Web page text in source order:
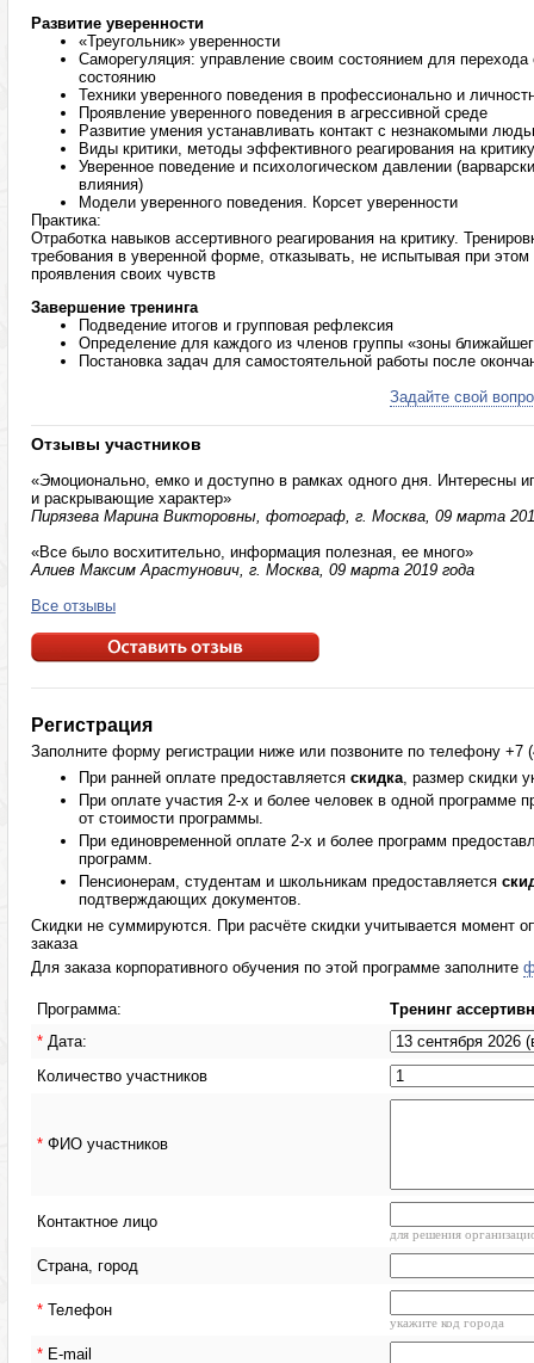
Развитие уверенности
«Треугольник» уверенности
Саморегуляция: управление своим состоянием для перехода
состоянию
Техники уверенного поведения в профессионально и
Проявление уверенного поведения в агрессивной среде
Развитие умения устанавливать контакт с незнакомыми
Виды критики, методы эффективного реагирования на критику
Уверенное поведение и психологическом давлении
влияния)
Модели уверенного поведения. Корсет уверенности
Практика:
Отработка навыков ассертивного реагирования на критику.
требования в уверенной форме, отказывать, не испытывая при этом
проявления своих чувств
Завершение тренинга
Подведение итогов и групповая рефлексия
Определение для каждого из членов группы «зоны
Постановка задач для самостоятельной работы после
Задайте свой
Отзывы участников
«Эмоционально, емко и доступно в рамках одного дня. Интересны
и раскрывающие характер»
Пирязева Марина Викторовны, фотограф, г. Москва, 09 марта
«Все было восхитительно, информация полезная, ее много»
Алиев Максим Арастунович, г. Москва, 09 марта 2019 года
Все отзывы
Регистрация
Заполните форму регистрации ниже или позвоните по телефону +7
При ранней оплате предоставляется скидка , размер скидки
При оплате участия 2-х и более человек в одной программе
от стоимости программы.
При единовременной оплате 2-х и более программ
программ.
Пенсионерам, студентам и школьникам предоставляется
подтверждающих документов.
Скидки не суммируются. При расчёте скидки учитывается момент
заказа
Для заказа корпоративного обучения по этой программе заполните